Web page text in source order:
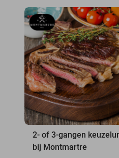
2- of 3-gangen
bij Montmartre